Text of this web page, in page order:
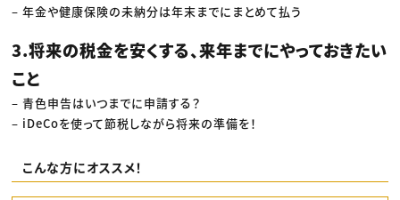
– 年金や健康保険の未納分は年末までにまとめて払う
3.将来の税金を安くする、来年までにやっておきたい
こと
– 青色申告はいつまでに申請する？
– iDeCoを使って節税しながら将来の準備を！
こんな方にオススメ！